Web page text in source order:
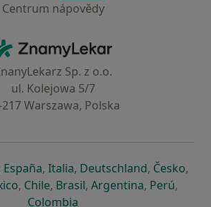
Centrum nápovědy
ZnamyLekar - Hlavní stránka
Sp. z o.o.
ul. Kolejowa 5/7
217 Warszawa, Polska
v nové záložce
otevře v nové záložce
Españase otevře v nové záložce
, Italiase otevře v nové záložce
, Deutschlandse otevře v
, Českose
,
v nové záložce
se otevře v nové záložce
, Chilese otevře v nové záložce
, Brasilse otevře v nové
, Argentinase otevře v
, Perúse
,
Colombia